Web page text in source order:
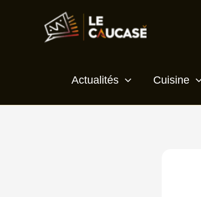
Actualités Cuisine